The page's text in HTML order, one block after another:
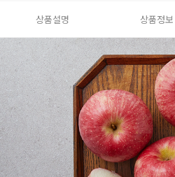
상품설명 상품정보